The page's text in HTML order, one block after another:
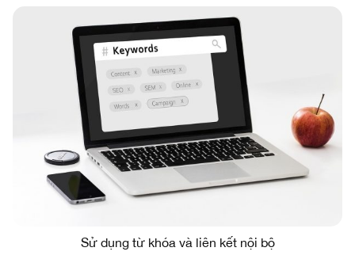
Sử dụng từ khóa và liên kết nội bộ